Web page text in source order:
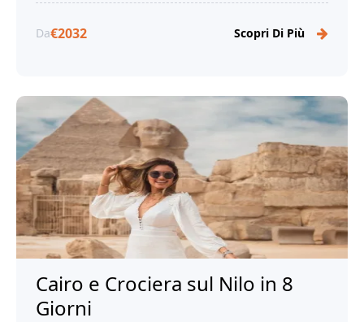
Da€2032 Scopri Di Più
Cairo e Crociera sul Nilo in 8
Giorni